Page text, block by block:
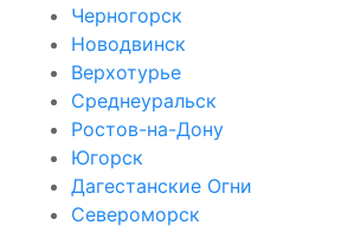
Черногорск
Новодвинск
Верхотурье
Среднеуральск
Ростов-на-Дону
Югорск
Дагестанские Огни
Североморск